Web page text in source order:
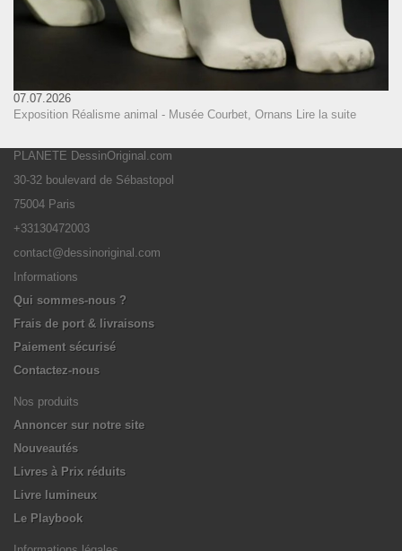
07.07.2026
Exposition Réalisme animal - Musée Courbet, Ornans
Lire la suite
PLANETE DessinOriginal.com
30-32 boulevard de Sébastopol
75004 Paris
+33130472003
contact@dessinoriginal.com
Informations
Qui sommes-nous ?
Frais de port & livraisons
Paiement sécurisé
Contactez-nous
Nos produits
Annoncer sur notre site
Nouveautés
Livres à Prix réduits
Livre lumineux
Le Playbook